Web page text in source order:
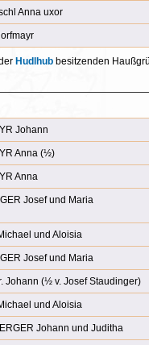
Anna uxor
Hudlhub besitzenden
Johann
Anna (½)
Anna
Josef und Maria
und Aloisia
Josef und Maria
Johann (½ v. Josef Staudinger)
und Aloisia
Johann und Juditha